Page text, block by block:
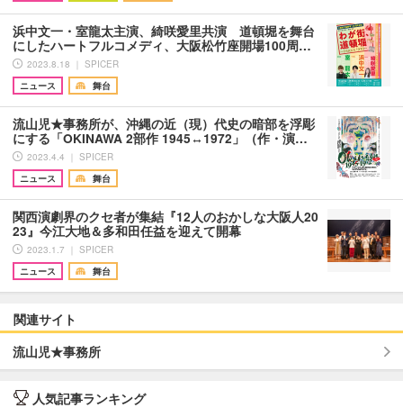
浜中文一・室龍太主演、綺咲愛里共演 道頓堀を舞台
にしたハートフルコメディ、大阪松竹座開場100周…
2023.8.18 ｜ SPICER
ニュース
舞台
流山児★事務所が、沖縄の近（現）代史の暗部を浮彫
にする「OKINAWA 2部作 1945↔1972」（作・演…
2023.4.4 ｜ SPICER
ニュース
舞台
関西演劇界のクセ者が集結『12人のおかしな大阪人20
23』今江大地＆多和田任益を迎えて開幕
2023.1.7 ｜ SPICER
ニュース
舞台
関連サイト
流山児★事務所
人気記事ランキング